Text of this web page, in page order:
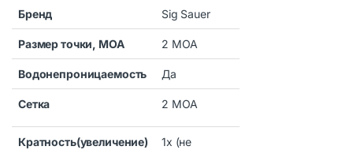
Бренд Sig Sauer
Размер точки, MOA 2 MOA
Водонепроницаемость Да
Сетка 2 MOA
Кратность(увеличение)
1x (не